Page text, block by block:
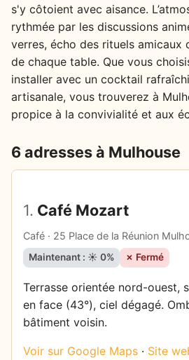
s'y côtoient avec aisance.
rythmée par les discussions
verres, écho des rituels amicaux
de chaque table. Que vous
installer avec un cocktail
artisanale, vous trouverez à
propice à la convivialité et aux
6 adresses à Mulhouse
1. Café Mozart
Café · 25 Place de la Réunion
Maintenant : ☀️ 0% ✗ Fermé
Terrasse orientée nord-ouest,
en face (43°), ciel dégagé.
bâtiment voisin.
Voir sur Google Maps · Site